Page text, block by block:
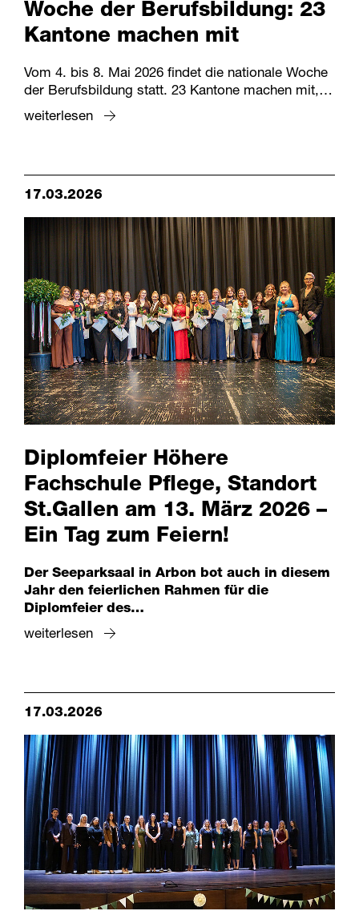
Woche der Berufsbildung: 23
Kantone machen mit
Vom 4. bis 8. Mai 2026 findet die nationale Woche
der Berufsbildung statt. 23 Kantone machen mit,…
weiterlesen
17.03.2026
Diplomfeier Höhere
Fachschule Pflege, Standort
St.Gallen am 13. März 2026 –
Ein Tag zum Feiern!
Der Seeparksaal in Arbon bot auch in diesem
Jahr den feierlichen Rahmen für die
Diplomfeier des…
weiterlesen
17.03.2026